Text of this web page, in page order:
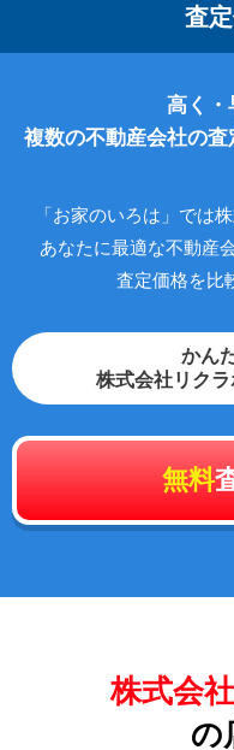
査
高く・
複数の不動産会社の
「お家のいろは」では
あなたに最適な不動産
査定価格を比
かん
株式会社リク
無料
株式会
の